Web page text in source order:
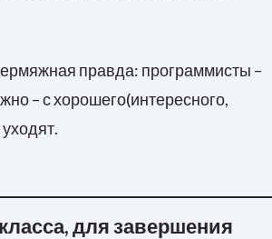
правда: программисты –
– с хорошего(интересного,
для завершения